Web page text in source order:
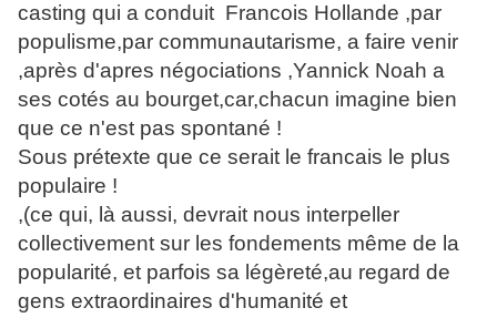
casting qui a conduit Francois Hollande ,par
populisme,par communautarisme, a faire venir
,après d'apres négociations ,Yannick Noah a
ses cotés au bourget,car,chacun imagine bien
que ce n'est pas spontané !
Sous prétexte que ce serait le francais le plus
populaire !
,(ce qui, là aussi, devrait nous interpeller
collectivement sur les fondements même de la
popularité, et parfois sa légèreté,au regard de
gens extraordinaires d'humanité et